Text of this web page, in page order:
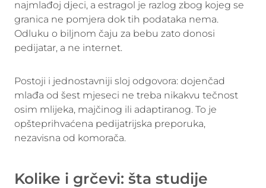
najmlađoj djeci, a estragol je razlog zbog kojeg se
granica ne pomjera dok tih podataka nema.
Odluku o biljnom čaju za bebu zato donosi
pedijatar, a ne internet.
Postoji i jednostavniji sloj odgovora: dojenčad
mlađa od šest mjeseci ne treba nikakvu tečnost
osim mlijeka, majčinog ili adaptiranog. To je
opšteprihvaćena pedijatrijska preporuka,
nezavisna od komorača.
Kolike i grčevi: šta studije